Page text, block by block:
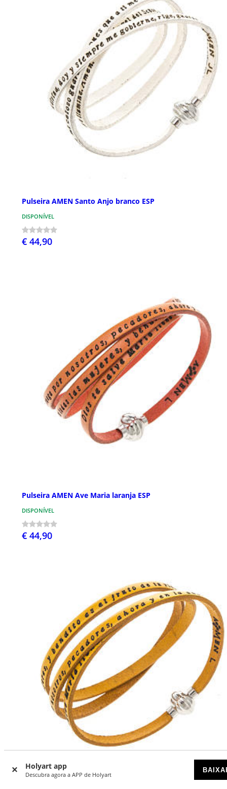
Holyart app
Descubra agora a APP de Holyart
Pulseira AMEN Santo Anjo branco ESP
DISPONÍVEL
€ 44,90
Pulseira AMEN Ave Maria laranja ESP
DISPONÍVEL
€ 44,90